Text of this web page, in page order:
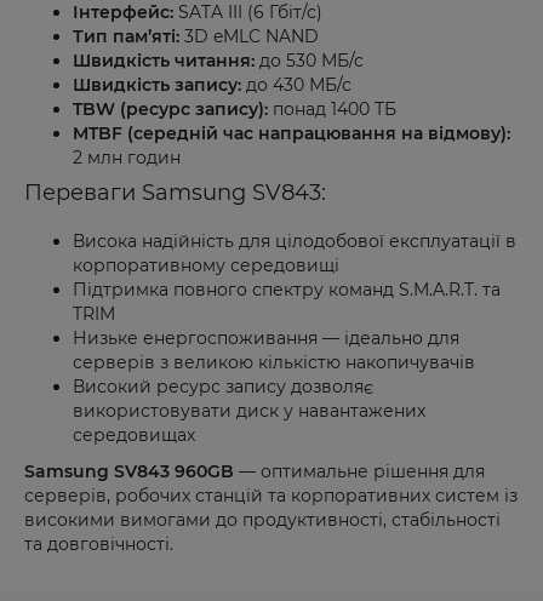
Інтерфейс: SATA III (6 Гбіт/с)
Тип пам’яті: 3D eMLC NAND
Швидкість читання: до 530 МБ/с
Швидкість запису: до 430 МБ/с
TBW (ресурс запису): понад 1400 ТБ
MTBF (середній час напрацювання на відмову):
2 млн годин
Переваги Samsung SV843:
Висока надійність для цілодобової експлуатації в
корпоративному середовищі
Підтримка повного спектру команд S.M.A.R.T. та
TRIM
Низьке енергоспоживання — ідеально для
серверів з великою кількістю накопичувачів
Високий ресурс запису дозволяє
використовувати диск у навантажених
середовищах
Samsung SV843 960GB — оптимальне рішення для
серверів, робочих станцій та корпоративних систем із
високими вимогами до продуктивності, стабільності
та довговічності.